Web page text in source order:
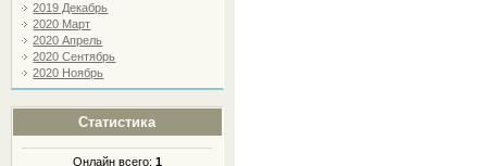
2019 Декабрь
2020 Март
2020 Апрель
2020 Сентябрь
2020 Ноябрь
Статистика
Онлайн всего: 1